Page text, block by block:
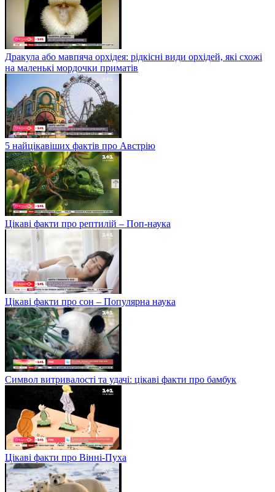
Дракула або мавпяча орхідея: рідкісні види орхідей, які схожі
на маленькі мордочки приматів
5 найцікавіших фактів про Австрію
Цікаві факти про рептилій – Поп-наука
Цікаві факти про сон – Популярна наука
Символ витривалості та удачі: цікаві факти про бамбук
Цікаві факти про Вінні-Пуха